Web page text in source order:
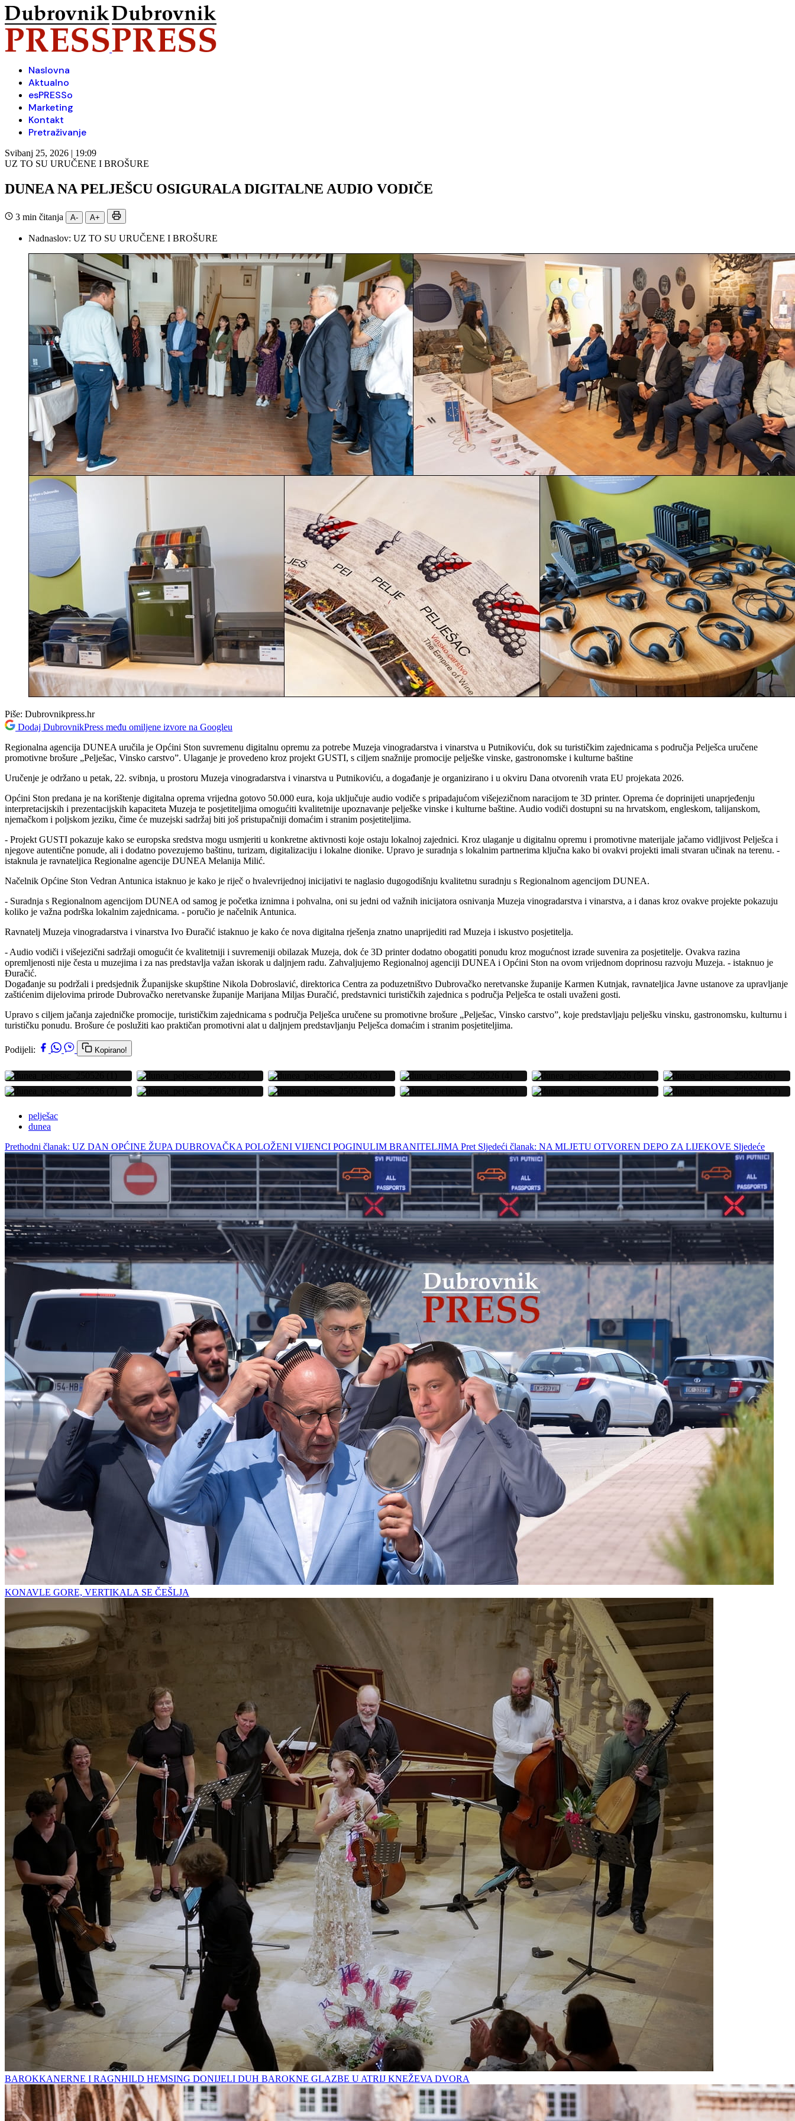
Naslovna
Aktualno
esPRESSo
Marketing
Kontakt
Pretraživanje
Svibanj 25, 2026 | 19:09
UZ TO SU URUČENE I BROŠURE
DUNEA NA PELJEŠCU OSIGURALA DIGITALNE AUDIO VODIČE
3 min čitanja A- A+
Nadnaslov: UZ TO SU URUČENE I BROŠURE
Piše: Dubrovnikpress.hr
Dodaj DubrovnikPress među omiljene izvore na Googleu
Regionalna agencija DUNEA uručila je Općini Ston suvremenu digitalnu opremu za potrebe Muzeja vinogradarstva i vinarstva u Putnikoviću, dok su turističkim zajednicama s područja Pelješca uručene
promotivne brošure „Pelješac, Vinsko carstvo”. Ulaganje je provedeno kroz projekt GUSTI, s ciljem snažnije promocije pelješke vinske, gastronomske i kulturne baštine
Uručenje je održano u petak, 22. svibnja, u prostoru Muzeja vinogradarstva i vinarstva u Putnikoviću, a događanje je organizirano i u okviru Dana otvorenih vrata EU projekata 2026.
Općini Ston predana je na korištenje digitalna oprema vrijedna gotovo 50.000 eura, koja uključuje audio vodiče s pripadajućom višejezičnom naracijom te 3D printer. Oprema će doprinijeti unaprjeđenju
interpretacijskih i prezentacijskih kapaciteta Muzeja te posjetiteljima omogućiti kvalitetnije upoznavanje pelješke vinske i kulturne baštine. Audio vodiči dostupni su na hrvatskom, engleskom, talijanskom,
njemačkom i poljskom jeziku, čime će muzejski sadržaj biti još pristupačniji domaćim i stranim posjetiteljima.
- Projekt GUSTI pokazuje kako se europska sredstva mogu usmjeriti u konkretne aktivnosti koje ostaju lokalnoj zajednici. Kroz ulaganje u digitalnu opremu i promotivne materijale jačamo vidljivost Pelješca i
njegove autentične ponude, ali i dodatno povezujemo baštinu, turizam, digitalizaciju i lokalne dionike. Upravo je suradnja s lokalnim partnerima ključna kako bi ovakvi projekti imali stvaran učinak na terenu. -
istaknula je ravnateljica Regionalne agencije DUNEA Melanija Milić.
Načelnik Općine Ston Vedran Antunica istaknuo je kako je riječ o hvalevrijednoj inicijativi te naglasio dugogodišnju kvalitetnu suradnju s Regionalnom agencijom DUNEA.
- Suradnja s Regionalnom agencijom DUNEA od samog je početka iznimna i pohvalna, oni su jedni od važnih inicijatora osnivanja Muzeja vinogradarstva i vinarstva, a i danas kroz ovakve projekte pokazuju
koliko je važna podrška lokalnim zajednicama. - poručio je načelnik Antunica.
Ravnatelj Muzeja vinogradarstva i vinarstva Ivo Đuračić istaknuo je kako će nova digitalna rješenja znatno unaprijediti rad Muzeja i iskustvo posjetitelja.
- Audio vodiči i višejezični sadržaji omogućit će kvalitetniji i suvremeniji obilazak Muzeja, dok će 3D printer dodatno obogatiti ponudu kroz mogućnost izrade suvenira za posjetitelje. Ovakva razina
opremljenosti nije česta u muzejima i za nas predstavlja važan iskorak u daljnjem radu. Zahvaljujemo Regionalnoj agenciji DUNEA i Općini Ston na ovom vrijednom doprinosu razvoju Muzeja. - istaknuo je
Đuračić.
Događanje su podržali i predsjednik Županijske skupštine Nikola Dobroslavić, direktorica Centra za poduzetništvo Dubrovačko neretvanske županije Karmen Kutnjak, ravnateljica Javne ustanove za upravljanje
zaštićenim dijelovima prirode Dubrovačko neretvanske županije Marijana Miljas Đuračić, predstavnici turističkih zajednica s područja Pelješca te ostali uvaženi gosti.
Upravo s ciljem jačanja zajedničke promocije, turističkim zajednicama s područja Pelješca uručene su promotivne brošure „Pelješac, Vinsko carstvo”, koje predstavljaju pelješku vinsku, gastronomsku, kulturnu i
turističku ponudu. Brošure će poslužiti kao praktičan promotivni alat u daljnjem predstavljanju Pelješca domaćim i stranim posjetiteljima.
Podijeli: Kopirano!
pelješac
dunea
Prethodni članak: UZ DAN OPĆINE ŽUPA DUBROVAČKA POLOŽENI VIJENCI POGINULIM BRANITELJIMA Pret Sljedeći članak: NA MLJETU OTVOREN DEPO ZA LIJEKOVE Sljedeće
KONAVLE GORE, VERTIKALA SE ČEŠLJA
BAROKKANERNE I RAGNHILD HEMSING DONIJELI DUH BAROKNE GLAZBE U ATRIJ KNEŽEVA DVORA